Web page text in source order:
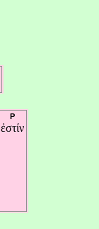
P
ἐστίν